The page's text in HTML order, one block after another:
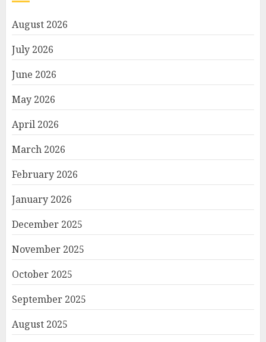
August 2026
July 2026
June 2026
May 2026
April 2026
March 2026
February 2026
January 2026
December 2025
November 2025
October 2025
September 2025
August 2025